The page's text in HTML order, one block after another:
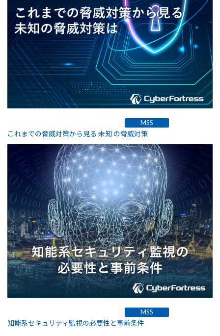
MSS
これまでの脅威対策から見る 未知 の脅威対策
MSS
知能系セキュリティ監視の必要性と事前条件